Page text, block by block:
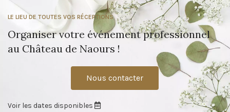
LE LIEU DE TOUTES VOS RÉCEPTIONS
Organiser votre événement professionnel
au Château de Naours !
Nous contacter
Voir les dates disponibles